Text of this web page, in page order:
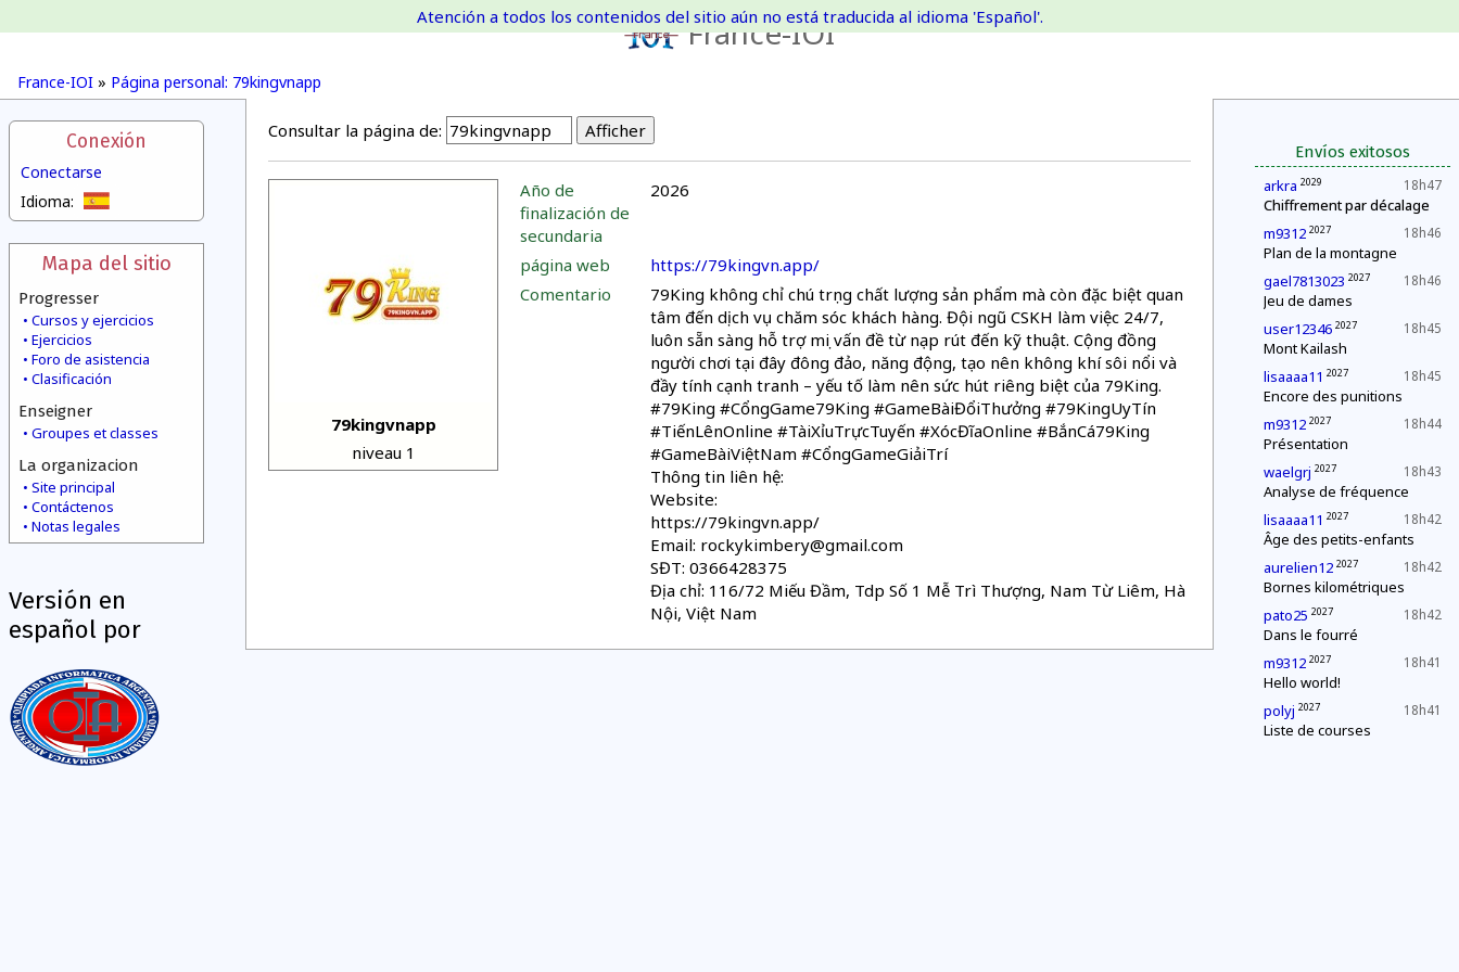
France-IOI
France-IOI » Página personal: 79kingvnapp
Atención a todos los contenidos del sitio aún no está traducida al idioma 'Español'.
Conexión
Conectarse
Idioma:
Mapa del sitio
Progresser
Cursos y ejercicios
Ejercicios
Foro de asistencia
Clasificación
Enseigner
Groupes et classes
La organizacion
Site principal
Contáctenos
Notas legales
Versión en
español por
Envíos exitosos
18h47
arkra 2029
Chiffrement par décalage
18h46
m9312 2027
Plan de la montagne
18h46
gael7813023 2027
Jeu de dames
18h45
user12346 2027
Mont Kailash
18h45
lisaaaa11 2027
Encore des punitions
18h44
m9312 2027
Présentation
18h43
waelgrj 2027
Analyse de fréquence
18h42
lisaaaa11 2027
Âge des petits-enfants
18h42
aurelien12 2027
Bornes kilométriques
18h42
pato25 2027
Dans le fourré
18h41
m9312 2027
Hello world!
18h41
polyj 2027
Liste de courses
Consultar la página de:
79kingvnapp
niveau 1
Año de
finalización de
secundaria
2026
página web
https://79kingvn.app/
Comentario
79King không chỉ chú trọng chất lượng sản phẩm mà còn đặc biệt quan
tâm đến dịch vụ chăm sóc khách hàng. Đội ngũ CSKH làm việc 24/7,
luôn sẵn sàng hỗ trợ mọi vấn đề từ nạp rút đến kỹ thuật. Cộng đồng
người chơi tại đây đông đảo, năng động, tạo nên không khí sôi nổi và
đầy tính cạnh tranh – yếu tố làm nên sức hút riêng biệt của 79King.
#79King #CổngGame79King #GameBàiĐổiThưởng #79KingUyTín
#TiếnLênOnline #TàiXỉuTrựcTuyến #XócĐĩaOnline #BắnCá79King
#GameBàiViệtNam #CổngGameGiảiTrí
Thông tin liên hệ:
Website:
https://79kingvn.app/
Email: rockykimbery@gmail.com
SĐT: 0366428375
Địa chỉ: 116/72 Miếu Đầm, Tdp Số 1 Mễ Trì Thượng, Nam Từ Liêm, Hà
Nội, Việt Nam